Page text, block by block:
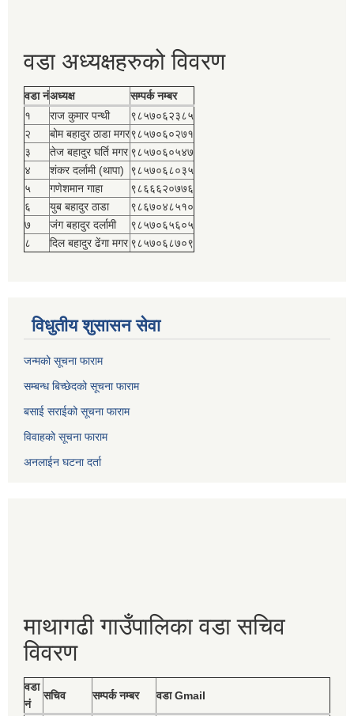
वडा अध्यक्षहरुको विवरण
वडा नंअध्यक्ष
सम्पर्क नम्बर
१
राज कुमार पन्थी
९८५७०६२३८५
२
बोम बहादुर ठाडा मगर९८५७०६०२७१
३
तेज बहादुर घर्ति मगर ९८५७०६०५४७
४
शंकर दर्लामी (थापा)
९८५७०६८०३५
५
गणेशमान गाहा
९८६६६२०७७६
६
युब बहादुर ठाडा
९८६७०४८५१०
७
जंग बहादुर दर्लामी
९८५७०६५६०५
८
दिल बहादुर ढेंगा मगर ९८५७०६८७०९
विधुतीय शुसासन सेवा
जन्मको सूचना फाराम
सम्बन्ध बिच्छेदको सूचना फाराम
बसाई सराईको सूचना फाराम
विवाहको सूचना फाराम
अनलाईन घटना दर्ता
माथागढी गाउँपालिका वडा सचिव
विवरण
वडा
नं
सचिव सम्पर्क नम्बर वडा Gmail